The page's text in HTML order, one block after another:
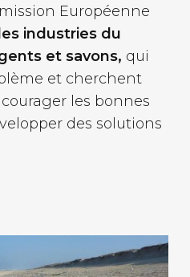
Européenne
industries du
et savons, qui
et cherchent
les bonnes
des solutions